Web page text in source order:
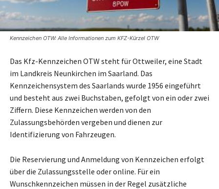
Kennzeichen OTW: Alle Informationen zum KFZ-Kürzel OTW
Das Kfz-Kennzeichen OTW steht für Ottweiler, eine Stadt
im Landkreis Neunkirchen im Saarland. Das
Kennzeichensystem des Saarlands wurde 1956 eingeführt
und besteht aus zwei Buchstaben, gefolgt von ein oder zwei
Ziffern. Diese Kennzeichen werden von den
Zulassungsbehörden vergeben und dienen zur
Identifizierung von Fahrzeugen.
Die Reservierung und Anmeldung von Kennzeichen erfolgt
über die Zulassungsstelle oder online. Für ein
Wunschkennzeichen müssen in der Regel zusätzliche